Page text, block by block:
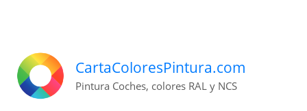
CartaColoresPintura.com
Pintura Coches, colores RAL y NCS